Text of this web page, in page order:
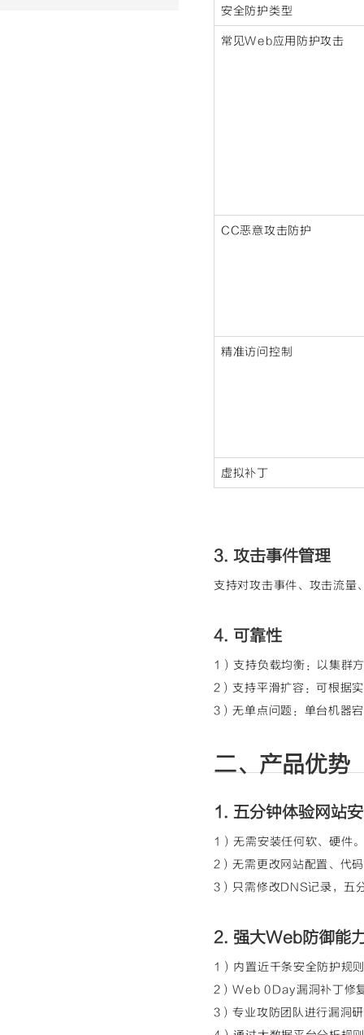
安全防护类型
常见Web应用防护攻击
CC恶意攻击防护
精准访问控制
虚拟补丁
3. 攻击事件管理
支持对攻击事件、攻击流量
4. 可靠性
1）支持负载均衡：以集群
2）支持平滑扩容：可根据
3）无单点问题：单台机器
二、产品优势
1. 五分钟体验网站
1）无需安装任何软、硬件
2）无需更改网站配置、代
3）只需修改DNS记录，五
2. 强大Web防御能
1）内置近千条安全防护规
2）Web 0Day漏洞补丁修
3）专业攻防团队进行漏洞